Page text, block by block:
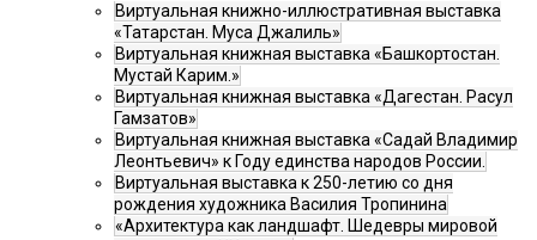
Виртуальная книжно-иллюстративная выставка
«Татарстан. Муса Джалиль»
Виртуальная книжная выставка «Башкортостан.
Мустай Карим.»
Виртуальная книжная выставка «Дагестан. Расул
Гамзатов»
Виртуальная книжная выставка «Садай Владимир
Леонтьевич» к Году единства народов России.
Виртуальная выставка к 250-летию со дня
рождения художника Василия Тропинина
«Архитектура как ландшафт. Шедевры мировой